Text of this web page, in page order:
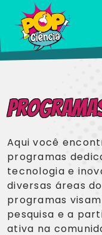
Aqui você
programas
tecnologia e
diversas áreas
programas
pesquisa e a
ativa na